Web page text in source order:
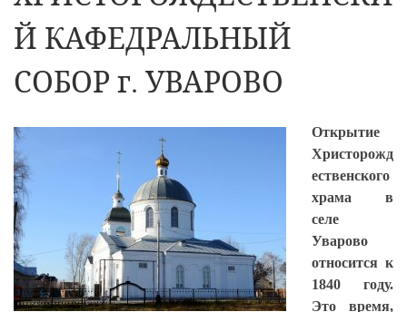
Й КАФЕДРАЛЬНЫЙ
СОБОР г. УВАРОВО
Открытие
Христорожд
ественского
храма в
селе
Уварово
относится к
1840 году.
Это время,